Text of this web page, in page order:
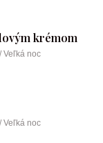
krémom
Veľká noc
Veľká noc